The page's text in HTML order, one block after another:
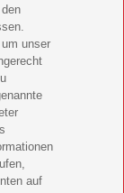
unser
auf